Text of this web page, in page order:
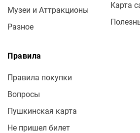
Музеи и Аттракционы
Разное
Карта
Правила
Правила покупки
Вопросы
Пушкинская карта
Не пришел билет